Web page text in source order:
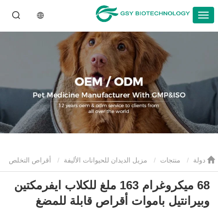
منتجات مزيل الديدان للحيوانات الأليفة أقراص التخلص
من الديدان للحيوانات الأليفة 68 ميكروغرام 163 ملغ للكلاب ايفرمكتين
وبيرانتيل باموات أقراص قابلة للمضغ
68 ميكروغرام 163 ملغ للكلاب ايفرمكتين
وبيرانتيل باموات أقراص قابلة للمضغ